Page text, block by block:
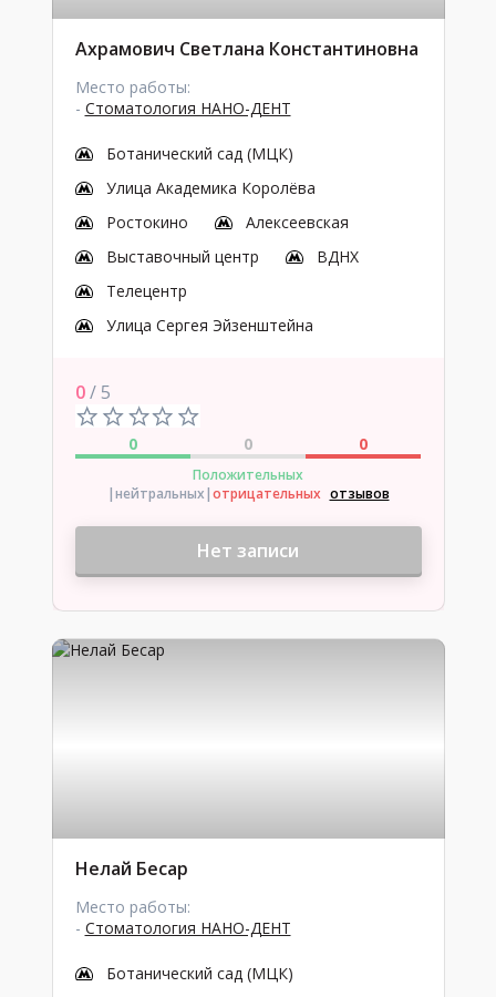
Ахрамович Светлана Константиновна
Место работы:
- Стоматология НАНО-ДЕНТ
Ботанический сад (МЦК)
Улица Академика Королёва
Ростокино
Алексеевская
Выставочный центр
ВДНХ
Телецентр
Улица Сергея Эйзенштейна
0/ 5
0 0 0
Положительных
|нейтральных|отрицательных отзывов
Нет записи
Нелай Бесар
Место работы:
- Стоматология НАНО-ДЕНТ
Ботанический сад (МЦК)